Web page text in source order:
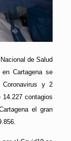
de Salud
Cartagena se
y 2
contagios
el gran